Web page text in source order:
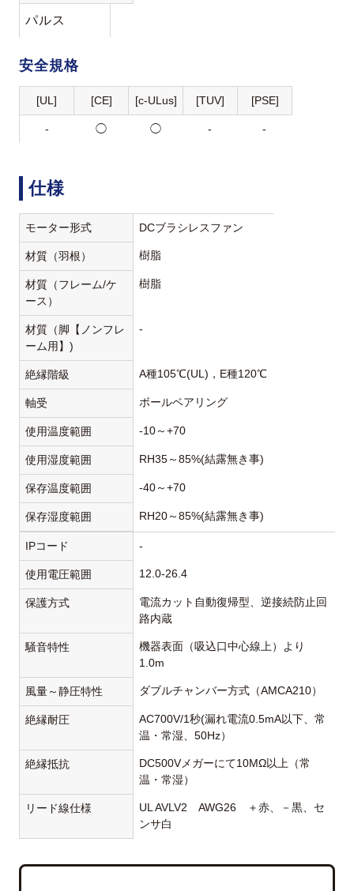
パルス
安全規格
[UL] [CE] [c-ULus] [TUV] [PSE]
- ◯ ◯ - -
仕様
モーター形式 DCブラシレスファン
材質（羽根） 樹脂
材質（フレーム/ケ
ース）
樹脂
材質（脚【ノンフレ
ーム用】)
-
絶縁階級 A種105℃(UL)，E種120℃
軸受 ボールベアリング
使用温度範囲 -10～+70
使用湿度範囲 RH35～85%(結露無き事)
保存温度範囲 -40～+70
保存湿度範囲 RH20～85%(結露無き事)
IPコード -
使用電圧範囲 12.0-26.4
保護方式
電流カット自動復帰型、逆接続防止回
路内蔵
騒音特性
機器表面（吸込口中心線上）より
1.0m
風量～静圧特性 ダブルチャンバー方式（AMCA210）
絶縁耐圧
AC700V/1秒(漏れ電流0.5mA以下、常
温・常湿、50Hz）
絶縁抵抗
DC500Vメガーにて10MΩ以上（常
温・常湿）
リード線仕様
UL AVLV2 AWG26 ＋赤、－黒、セ
ンサ白